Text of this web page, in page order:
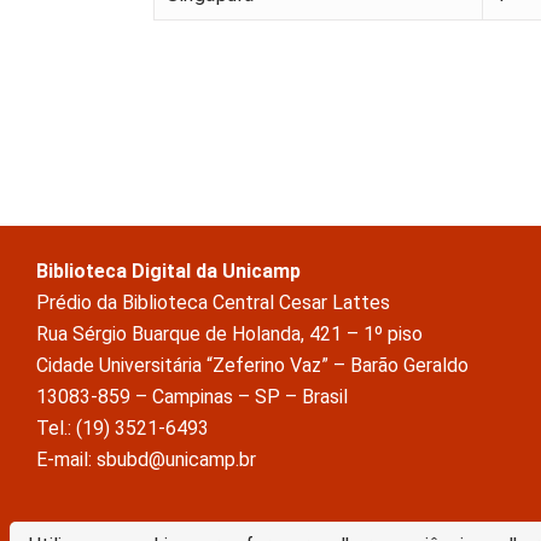
Biblioteca Digital da Unicamp
Prédio da Biblioteca Central Cesar Lattes
Rua Sérgio Buarque de Holanda, 421 – 1º piso
Cidade Universitária “Zeferino Vaz” – Barão Geraldo
13083-859 – Campinas – SP – Brasil
Tel.: (19) 3521-6493
E-mail: sbubd@unicamp.br